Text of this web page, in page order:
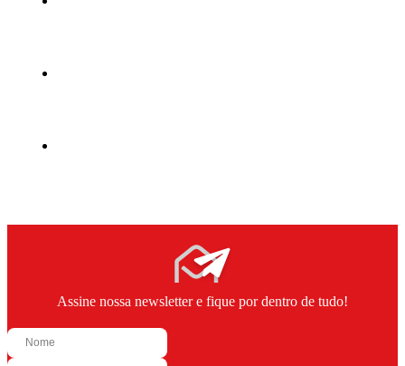
Assine nossa newsletter e fique por dentro de tudo!